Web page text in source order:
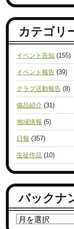
カテゴリ
イベント告知 (155)
イベント報告 (39)
クラブ活動報告 (8)
備品紹介 (31)
地域情報 (5)
日報 (357)
生徒作品 (10)
バックナ